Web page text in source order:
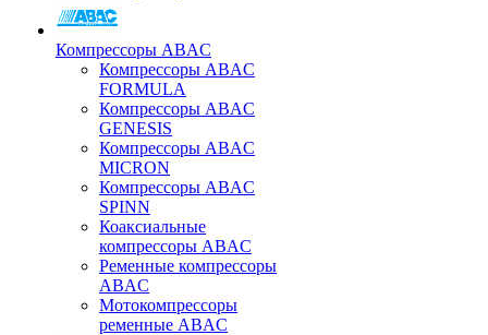
Компрессоры ABAC
Компрессоры ABAC
FORMULA
Компрессоры ABAC
GENESIS
Компрессоры ABAC
MICRON
Компрессоры ABAC
SPINN
Коаксиальные
компрессоры ABAC
Ременные компрессоры
ABAC
Мотокомпрессоры
ременные ABAC